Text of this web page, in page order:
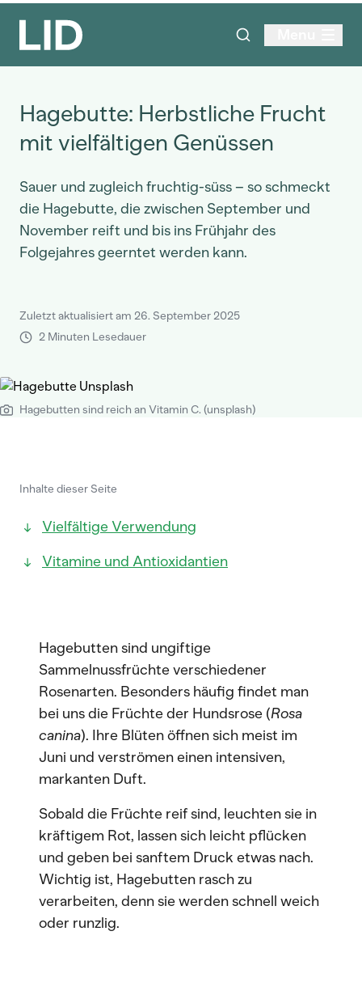
Hagebutte: Herbstliche Frucht
mit vielfältigen Genüssen
Sauer und zugleich fruchtig-süss – so schmeckt
die Hagebutte, die zwischen September und
November reift und bis ins Frühjahr des
Folgejahres geerntet werden kann.
Zuletzt aktualisiert am 26. September 2025
2 Minuten Lesedauer
Hagebutten sind reich an Vitamin C. (unsplash)
Inhalte dieser Seite
Vielfältige Verwendung
Vitamine und Antioxidantien
Hagebutten sind ungiftige
Sammelnussfrüchte verschiedener
Rosenarten. Besonders häufig findet man
bei uns die Früchte der Hundsrose (Rosa
canina). Ihre Blüten öffnen sich meist im
Juni und verströmen einen intensiven,
markanten Duft.
Sobald die Früchte reif sind, leuchten sie in
kräftigem Rot, lassen sich leicht pflücken
und geben bei sanftem Druck etwas nach.
Wichtig ist, Hagebutten rasch zu
verarbeiten, denn sie werden schnell weich
oder runzlig.